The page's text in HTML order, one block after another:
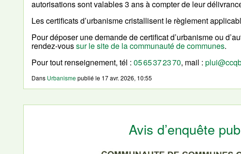
autorisations sont valables 3 ans à compter de leur
Les certificats d’urbanisme cristallisent le règlement
Pour déposer une demande de certificat d’urbanisme ou
rendez-voussur le site de la communauté de communes.
Pour tout renseignement, tél : 05 65 37 23 70, mail :
Dans Urbanismepublié le 17 avr. 2026, 10:55
Avis d’enquête